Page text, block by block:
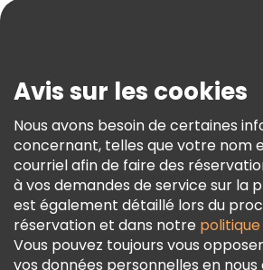
Conditions Générales Et Mentions
Politique En Matière De Cookies
Freetour Prix
Programme De Fidélité
Avis sur les cookies
Nous avons besoin de certaines
concernant, telles que votre nom
courriel afin de faire des
à vos demandes de service sur la
est également détaillé lors du
réservation et dans notre
Vous pouvez toujours vous
vos données personnelles en